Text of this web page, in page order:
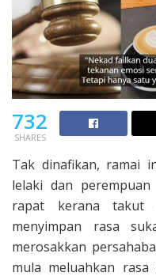
732
SHARES
Tak dinafikan, ramai
lelaki dan
rapat kerana takut
menyimpan rasa
merosakkan
mula meluahkan